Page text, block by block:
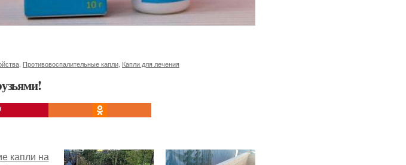
Противовоспалительные капли Капли для лечения